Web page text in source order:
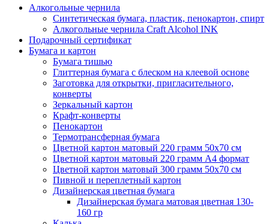
Алкогольные чернила
Синтетическая бумага, пластик, пенокартон, спирт
Алкогольные чернила Craft Alcohol INK
Подарочный сертификат
Бумага и картон
Бумага тишью
Глиттерная бумага с блеском на клеевой основе
Заготовка для открытки, пригласительного,
конверты
Зеркальный картон
Крафт-конверты
Пенокартон
Термотрансферная бумага
Цветной картон матовый 220 грамм 50х70 см
Цветной картон матовый 220 грамм A4 формат
Цветной картон матовый 300 грамм 50х70 см
Пивной и переплетный картон
Дизайнерская цветная бумага
Дизайнерская бумага матовая цветная 130-
160 гр